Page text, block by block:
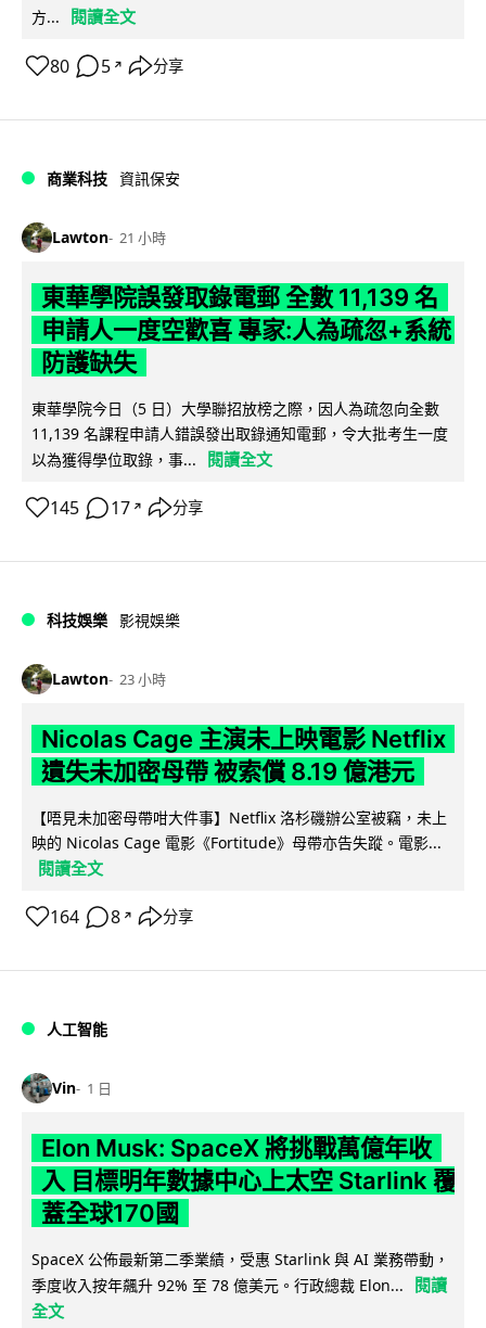
方...
閱讀全文
80 5 ↗ 分享
商業科技 資訊保安
Lawton 21 小時
東華學院誤發取錄電郵 全數 11,139 名
申請人一度空歡喜 專家:人為疏忽+系統
防護缺失
東華學院今日（5 日）大學聯招放榜之際，因人為疏忽向全數
11,139 名課程申請人錯誤發出取錄通知電郵，令大批考生一度
以為獲得學位取錄，事...
閱讀全文
145 17 ↗ 分享
科技娛樂 影視娛樂
Lawton 23 小時
Nicolas Cage 主演未上映電影 Netflix
遺失未加密母帶 被索償 8.19 億港元
【唔見未加密母帶咁大件事】Netflix 洛杉磯辦公室被竊，未上
映的 Nicolas Cage 電影《Fortitude》母帶亦告失蹤。電影...
閱讀全文
164 8 ↗ 分享
人工智能
Vin 1 日
Elon Musk: SpaceX 將挑戰萬億年收
入 目標明年數據中心上太空 Starlink 覆
蓋全球170國
SpaceX 公佈最新第二季業績，受惠 Starlink 與 AI 業務帶動，
季度收入按年飆升 92% 至 78 億美元。行政總裁 Elon...
閱讀
全文